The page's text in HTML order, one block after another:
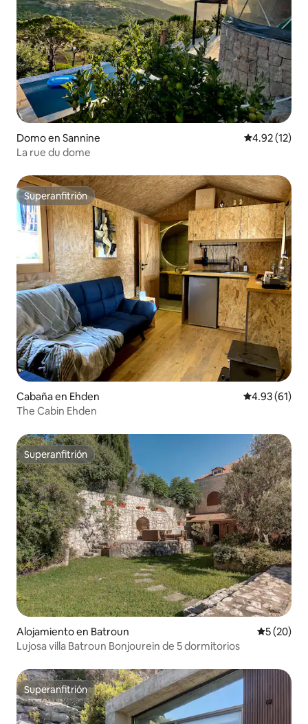
Domo en Sannine Calificación
4.92 (12)
La rue du dome
Superanfitrión
Superanfitrión
Cabaña en Ehden Calificación
4.93 (61)
The Cabin Ehden
Superanfitrión
Superanfitrión
Alojamiento en Batroun
5 (20)
Lujosa villa Batroun Bonjourein de 5 dormitorios
Superanfitrión
Superanfitrión